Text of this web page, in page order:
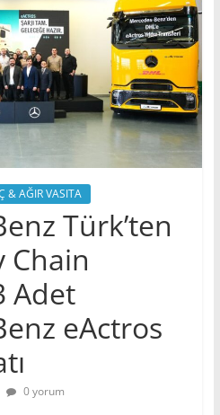
& AĞIR VASITA
Türk’ten
Chain
Adet
eActros
0 yorum